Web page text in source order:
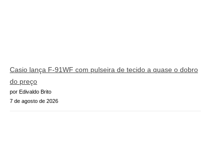
Casio lança F-91WF com pulseira de tecido a quase o dobro
do preço
por Edivaldo Brito
7 de agosto de 2026